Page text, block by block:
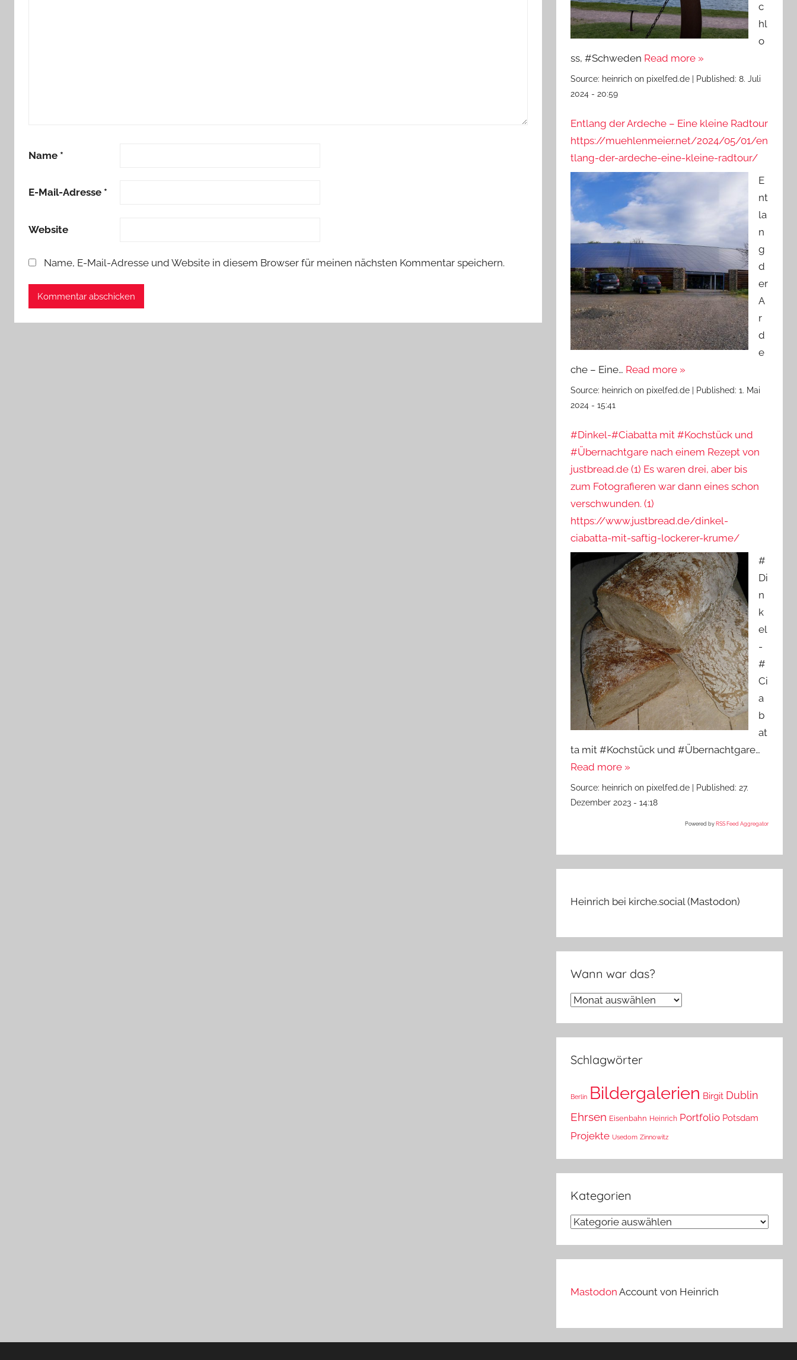
Name *
E-Mail-Adresse *
Website
Name, E-Mail-Adresse und Website in diesem Browser für meinen nächsten Kommentar speichern.
c
hl
o
ss, #Schweden Read more »
Source: heinrich on pixelfed.de | Published:8. Juli
2024 - 20:59
Entlang der Ardeche – Eine kleine Radtour
https://muehlenmeier.net/2024/05/01/en
tlang-der-ardeche-eine-kleine-radtour/
E
nt
la
n
g
d
er
A
r
d
e
che – Eine… Read more »
Source: heinrich on pixelfed.de | Published:1. Mai
2024 - 15:41
#Dinkel-#Ciabatta mit #Kochstück und
#Übernachtgare nach einem Rezept von
justbread.de (1) Es waren drei, aber bis
zum Fotografieren war dann eines schon
verschwunden. (1)
https://www.justbread.de/dinkel-
ciabatta-mit-saftig-lockerer-krume/
#
Di
n
k
el
-
#
Ci
a
b
at
ta mit #Kochstück und #Übernachtgare…
Read more »
Source: heinrich on pixelfed.de | Published:27.
Dezember 2023 - 14:18
Powered by RSS Feed Aggregator
Heinrich bei kirche.social (Mastodon)
Wann war das?
Wann
Schlagwörter
Berlin Bildergalerien Birgit Dublin
Ehrsen Eisenbahn Heinrich Portfolio Potsdam
Projekte Usedom Zinnowitz
Kategorien
Kategorien
Mastodon Account von Heinrich